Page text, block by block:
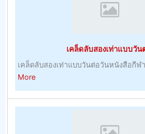
เคล็ดลับสองเท่าแบบวัน
เคล็ดลับสองเท่าแบบวันต่อวันหนังสือกีฬ
Moreabout
ลับ